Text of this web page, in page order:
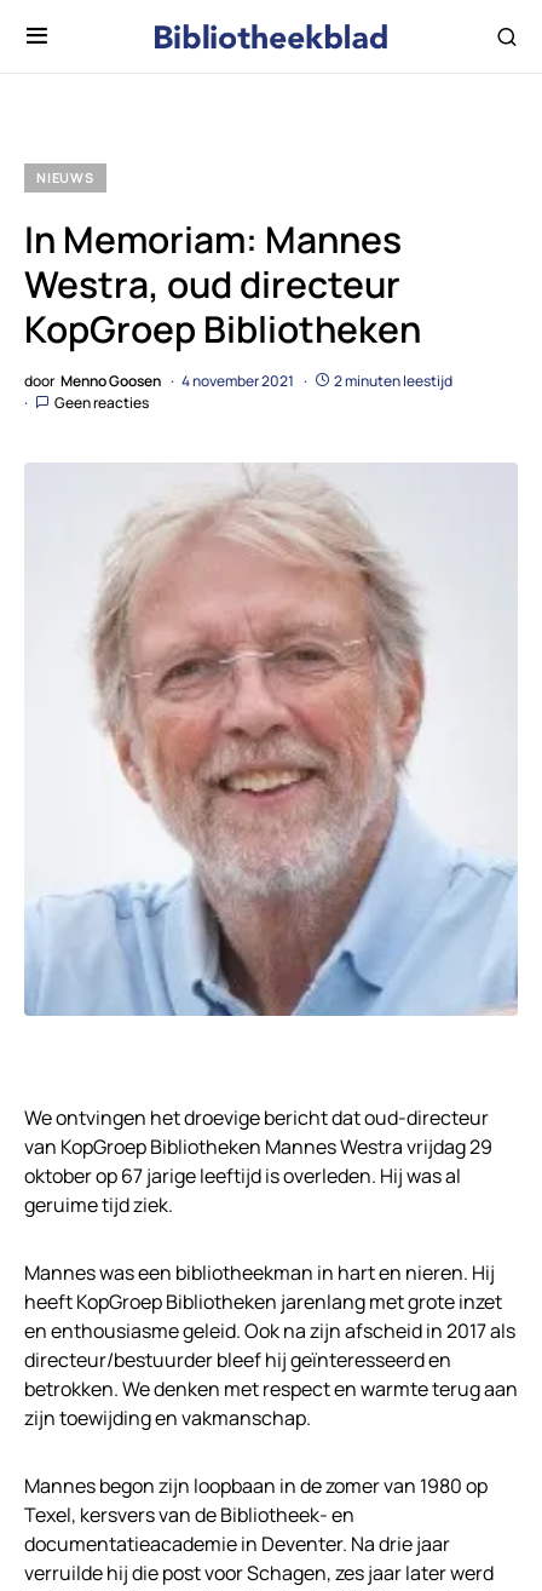
NIEUWS
In Memoriam: Mannes
Westra, oud directeur
KopGroep Bibliotheken
door Menno Goosen 4 november 2021
2 minuten leestijd
Geen reacties
We ontvingen het droevige bericht dat oud-directeur
van KopGroep Bibliotheken Mannes Westra vrijdag 29
oktober op 67 jarige leeftijd is overleden. Hij was al
geruime tijd ziek.
Mannes was een bibliotheekman in hart en nieren. Hij
heeft KopGroep Bibliotheken jarenlang met grote inzet
en enthousiasme geleid. Ook na zijn afscheid in 2017 als
directeur/bestuurder bleef hij geïnteresseerd en
betrokken. We denken met respect en warmte terug aan
zijn toewijding en vakmanschap.
Mannes begon zijn loopbaan in de zomer van 1980 op
Texel, kersvers van de Bibliotheek- en
documentatieacademie in Deventer. Na drie jaar
verruilde hij die post voor Schagen, zes jaar later werd